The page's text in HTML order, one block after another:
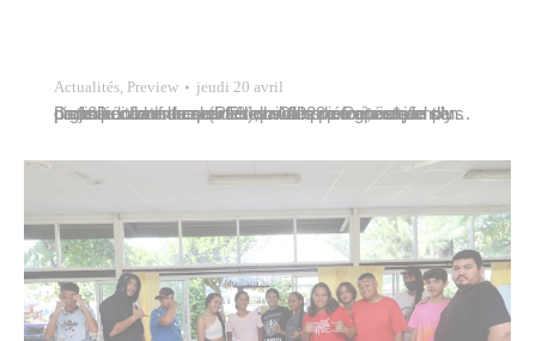
Actualités, Preview jeudi 20 avril
Dans le cadre de ses actions de proximité et de son projet éducatif local (PEL), la Ville de Papeete organisait le mercredi 19 avril 2023 un grand jeu de piste au cœur du quartier du Commerce, auquel plus de 160 enfants issus des quartiers prioritaires ont participé. Ils ont arpenté les voies piétonnes afin d’y…